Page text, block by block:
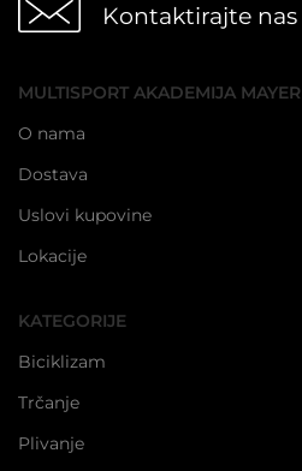
Kontaktirajte nas
MULTISPORT AKADEMIJA MAYER
O nama
Dostava
Uslovi kupovine
Lokacije
KATEGORIJE
Biciklizam
Trčanje
Plivanje